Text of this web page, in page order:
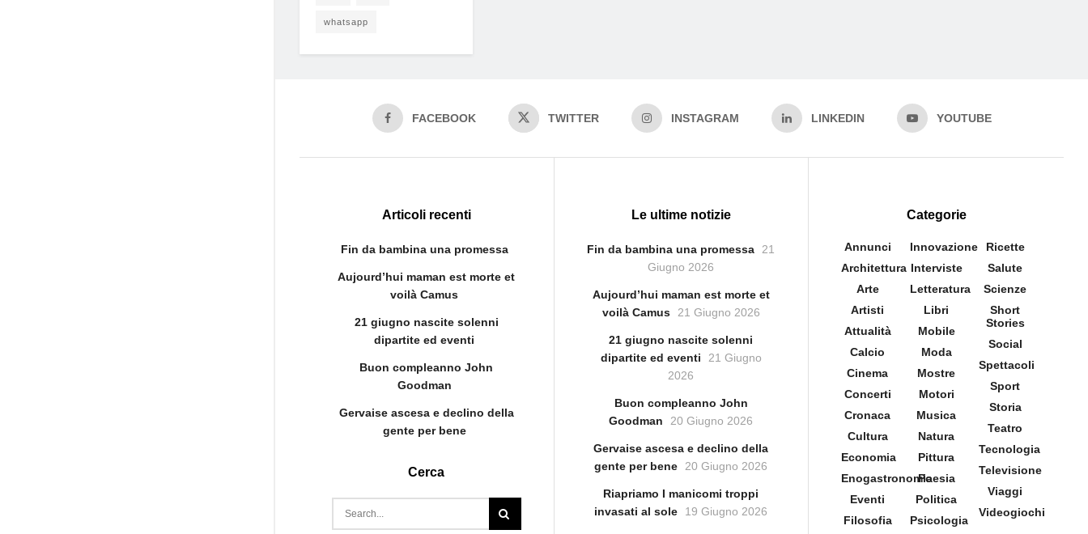
whatsapp
FACEBOOK TWITTER INSTAGRAM LINKEDIN YOUTUBE
Articoli recenti
Fin da bambina una promessa
Aujourd’hui maman est morte et
voilà Camus
21 giugno nascite solenni
dipartite ed eventi
Buon compleanno John
Goodman
Gervaise ascesa e declino della
gente per bene
Cerca
Le ultime notizie
Fin da bambina una promessa
21
Giugno 2026
Aujourd’hui maman est morte et
voilà Camus
21 Giugno 2026
21 giugno nascite solenni
dipartite ed eventi
21 Giugno
2026
Buon compleanno John
Goodman
20 Giugno 2026
Gervaise ascesa e declino della
gente per bene
20 Giugno 2026
Riapriamo I manicomi troppi
invasati al sole
19 Giugno 2026
Categorie
Annunci
Architettura
Arte
Artisti
Attualità
Calcio
Cinema
Concerti
Cronaca
Cultura
Economia
Enogastronomia
Eventi
Filosofia
Innovazione
Interviste
Letteratura
Libri
Mobile
Moda
Mostre
Motori
Musica
Natura
Pittura
Poesia
Politica
Psicologia
Ricette
Salute
Scienze
Short
Stories
Social
Spettacoli
Sport
Storia
Teatro
Tecnologia
Televisione
Viaggi
Videogiochi